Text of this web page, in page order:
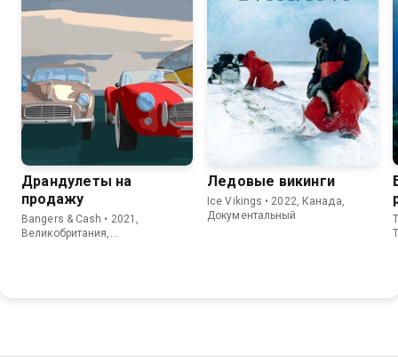
Драндулеты на
продажу
Bangers & Cash • 2021,
Великобритания,
Ледовые викинги
Ice Vikings • 2022, Канада,
Документальный